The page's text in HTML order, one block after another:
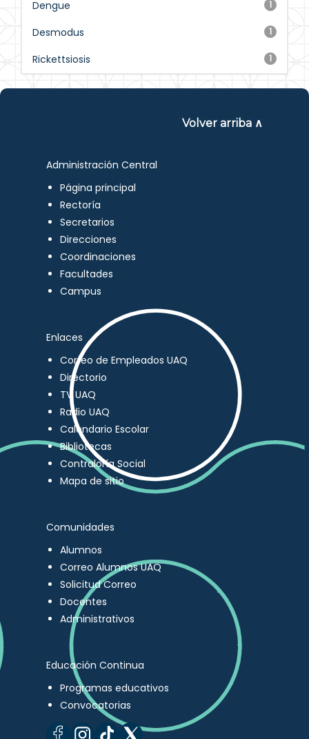
1
Dengue
1
Desmodus
1
Rickettsiosis
Volver arriba ∧
Administración Central
Página principal
Rectoría
Secretarios
Direcciones
Coordinaciones
Facultades
Campus
Enlaces
Correo de Empleados UAQ
Directorio
TV UAQ
Radio UAQ
Calendario Escolar
Bibliotecas
Contraloría Social
Mapa de sitio
Comunidades
Alumnos
Correo Alumnos UAQ
Solicitud Correo
Docentes
Administrativos
Educación Continua
Programas educativos
Convocatorias